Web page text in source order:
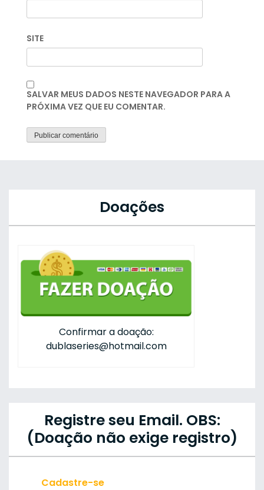
SITE
SALVAR MEUS DADOS NESTE NAVEGADOR PARA A
PRÓXIMA VEZ QUE EU COMENTAR.
Doações
Confirmar a doação:
dublaseries@hotmail.com
Registre seu Email. OBS:
(Doação não exige registro)
Cadastre-se